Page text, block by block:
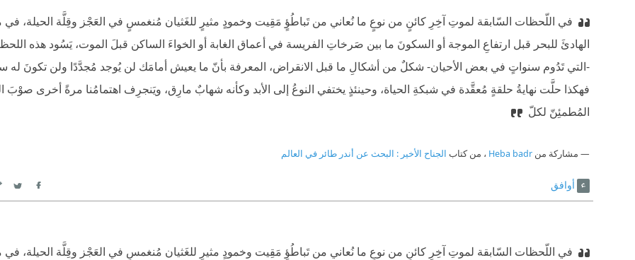
في اللّحظات السّابقة لموتِ آخِرِ كائنٍ من نوعٍ ما نُعاني من تَباطُؤٍ مَقِيت وخمودٍ مثيرٍ للغَثيان مُنغمسٍ في العَجْز وقِلَّة الحيلة، في
الهادئَ للبحر قبل ارتفاعِ الموجة أو السكونَ ما بين صَرخاتِ الفريسة في أعماق الغابة أو الخواءَ الساكن قبلَ الموت، يَسُود هذه
-التي تَدُوم سنواتٍ في بعض الأحيان- شكلٌ من أشكالِ ما قبل الانقراض، المعرفة بأنّ ما يعيش أمامَك لن يُوجد مُجدَّدًا ولن تكونَ له
فهكذا حلَّت نهايةُ حلقةٍ مُعقَّدة في شبكةِ الحياة، وحينئذٍ يختفي النوعُ إلى الأبد وكأنه شهابٌ مارِق، ويَنجرِف اهتمامُنا مرةً أخرى صوْبَ
المُطمئِنّ لكلّ
مشاركة منHeba badr ، من كتاب الجناح الأخير : البحث عن أندر طائر في العالم
أوافق
في اللّحظات السّابقة لموتِ آخِرِ كائنٍ من نوعٍ ما نُعاني من تَباطُؤٍ مَقِيت وخمودٍ مثيرٍ للغَثيان مُنغمسٍ في العَجْز وقِلَّة الحيلة، في